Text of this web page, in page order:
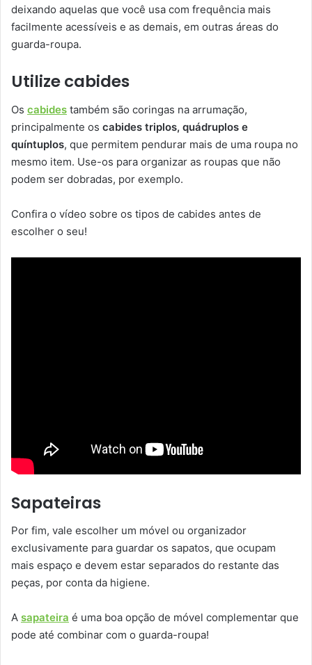
deixando aquelas que você usa com frequência mais
facilmente acessíveis e as demais, em outras áreas do
guarda-roupa.
Utilize cabides
Os cabides também são coringas na arrumação,
principalmente os cabides triplos, quádruplos e
quíntuplos, que permitem pendurar mais de uma roupa no
mesmo item. Use-os para organizar as roupas que não
podem ser dobradas, por exemplo.
Confira o vídeo sobre os tipos de cabides antes de
escolher o seu!
Sapateiras
Por fim, vale escolher um móvel ou organizador
exclusivamente para guardar os sapatos, que ocupam
mais espaço e devem estar separados do restante das
peças, por conta da higiene.
A sapateira é uma boa opção de móvel complementar que
pode até combinar com o guarda-roupa!